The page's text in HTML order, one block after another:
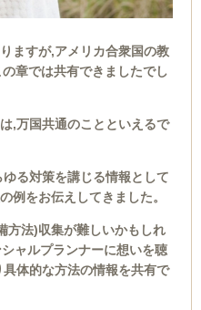
ますが,アメリカ合衆国の教
章では共有できましたでし
,万国共通のことといえるで
る対策を講じる情報として
例をお伝えしてきました。
法)収集が難しいかもしれ
ャルプランナーに想いを聴
体的な方法の情報を共有で